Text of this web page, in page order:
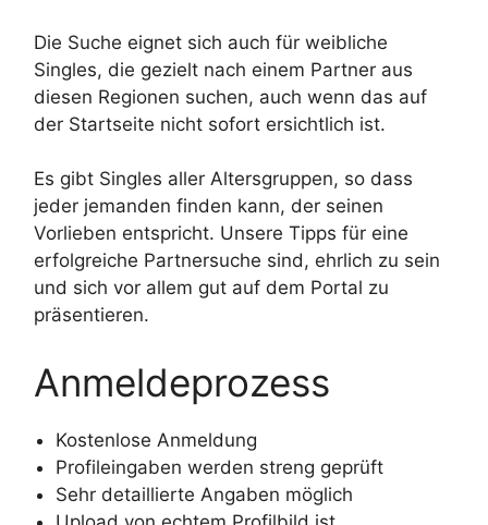
Die Suche eignet sich auch für weibliche
Singles, die gezielt nach einem Partner aus
diesen Regionen suchen, auch wenn das auf
der Startseite nicht sofort ersichtlich ist.
Es gibt Singles aller Altersgruppen, so dass
jeder jemanden finden kann, der seinen
Vorlieben entspricht. Unsere Tipps für eine
erfolgreiche Partnersuche sind, ehrlich zu sein
und sich vor allem gut auf dem Portal zu
präsentieren.
Anmeldeprozess
Kostenlose Anmeldung
Profileingaben werden streng geprüft
Sehr detaillierte Angaben möglich